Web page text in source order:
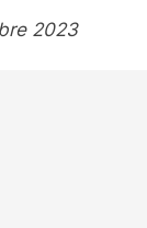
2023